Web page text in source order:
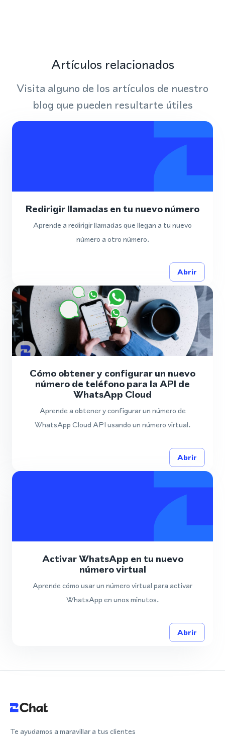
Artículos relacionados
Visita alguno de los artículos de nuestro
blog que pueden resultarte útiles
Redirigir llamadas en tu nuevo número
Aprende a redirigir llamadas que llegan a tu nuevo
número a otro número.
Abrir
Cómo obtener y configurar un nuevo
número de teléfono para la API de
WhatsApp Cloud
Aprende a obtener y configurar un número de
WhatsApp Cloud API usando un número virtual.
Abrir
Activar WhatsApp en tu nuevo
número virtual
Aprende cómo usar un número virtual para activar
WhatsApp en unos minutos.
Abrir
Te ayudamos a maravillar a tus clientes